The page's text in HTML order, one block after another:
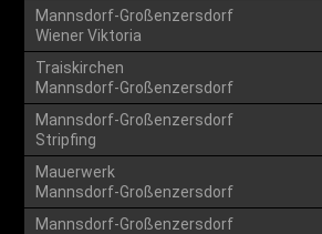
Mannsdorf-Großenzersdorf
Wiener Viktoria
Traiskirchen
Mannsdorf-Großenzersdorf
Mannsdorf-Großenzersdorf
Stripfing
Mauerwerk
Mannsdorf-Großenzersdorf
Mannsdorf-Großenzersdorf